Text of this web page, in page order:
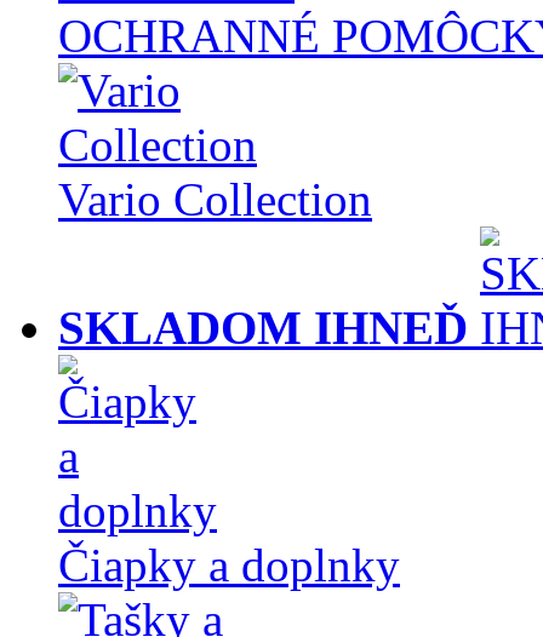
OCHRANNÉ
Vario Collection
SKLADOM IHNEĎ
Čiapky a doplnky